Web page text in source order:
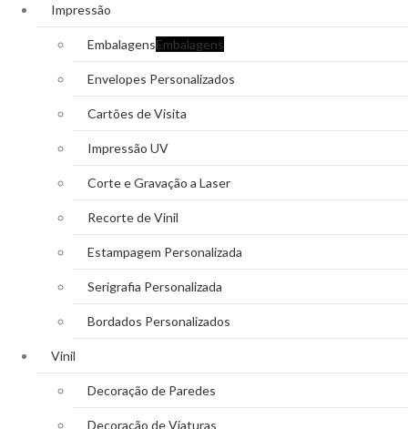
Impressão
EmbalagensEmbalagens
Envelopes Personalizados
Cartões de Visita
Impressão UV
Corte e Gravação a Laser
Recorte de Vinil
Estampagem Personalizada
Serigrafia Personalizada
Bordados Personalizados
Vinil
Decoração de Paredes
Decoração de Viaturas